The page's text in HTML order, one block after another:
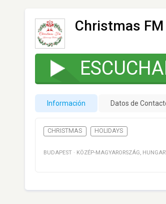
Christmas
Información Datos de
CHRISTMAS HOLIDAYS
BUDAPEST · KÖZÉP-MAGYARORSZÁG,